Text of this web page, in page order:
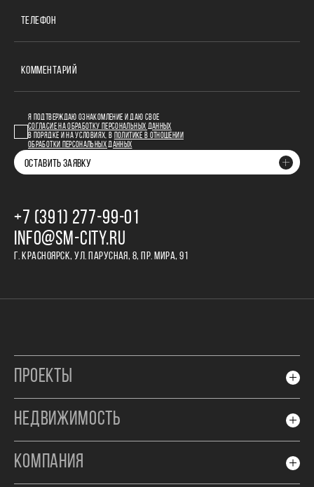
ТЕЛЕФОН
КОММЕНТАРИЙ
Я ПОДТВЕРЖДАЮ ОЗНАКОМЛЕНИЕ И ДАЮ СВОЕ
СОГЛАСИЕ НА ОБРАБОТКУ ПЕРСОНАЛЬНЫХ ДАННЫХ
В ПОРЯДКЕ И НА УСЛОВИЯХ, В
ПОЛИТИКЕ В ОТНОШЕНИИ
ОБРАБОТКИ ПЕРСОНАЛЬНЫХ ДАННЫХ
ОСТАВИТЬ ЗАЯВКУ
+7 (391) 277‒99‒01
INFO@SM-CITY.RU
Г. КРАСНОЯРСК, УЛ. ПАРУСНАЯ, 8, ПР. МИРА, 91
ПРОЕКТЫ
НЕДВИЖИМОСТЬ
КОМПАНИЯ